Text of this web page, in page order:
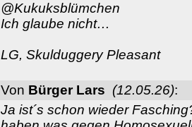
@Kukuksblümchen
Ich glaube nicht…
LG, Skulduggery Pleasant
Von Bürger Lars (12.05.26):
Ja ist´s schon wieder